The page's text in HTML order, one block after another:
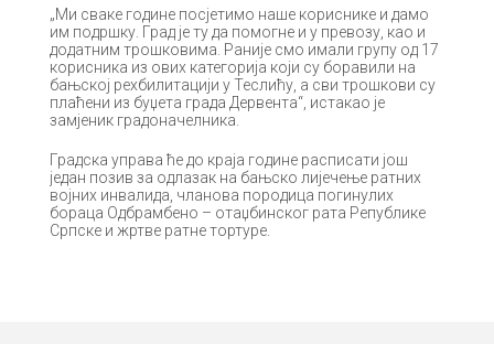
„Ми сваке године посјетимо наше кориснике и дамо
им подршку. Град је ту да помогне и у превозу, као и
додатним трошковима. Раније смо имали групу од 17
корисника из ових категорија који су боравили на
бањској рехбилитацији у Теслићу, а сви трошкови су
плаћени из буџета града Дервента“, истакао је
замјеник градоначелника.
Градска управа ће до краја године расписати још
један позив за одлазак на бањско лијечење ратних
војних инвалида, чланова породица погинулих
бораца Одбрамбено – отаџбинског рата Републике
Српске и жртве ратне тортуре.